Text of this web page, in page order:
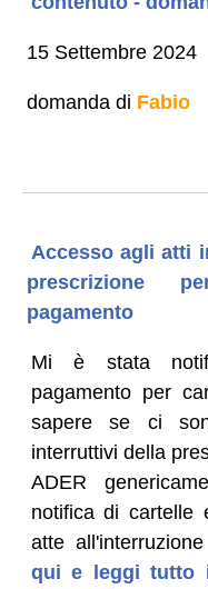
15 Settembre 2024
domanda di Fabio
Accesso agli atti
prescrizione
pagamento
Mi è stata
pagamento per
sapere se ci
interruttivi della
ADER
notifica di cartelle
atte
qui e leggi tutto